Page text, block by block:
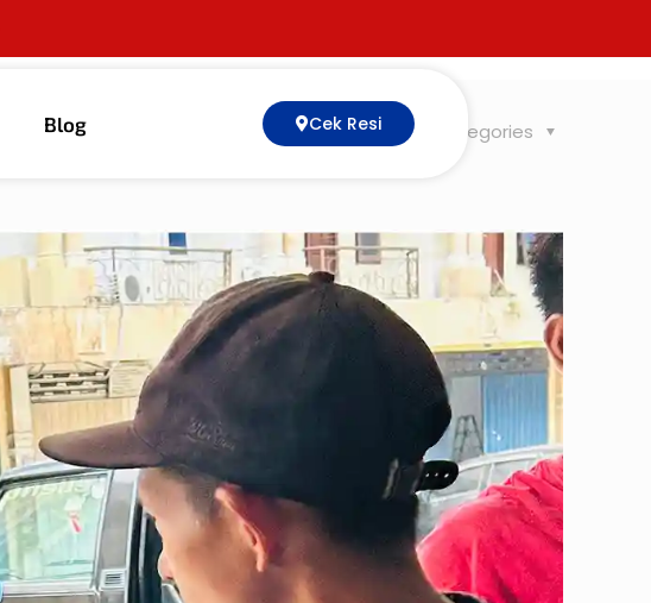
Blog Cek Resi Categories
Tags